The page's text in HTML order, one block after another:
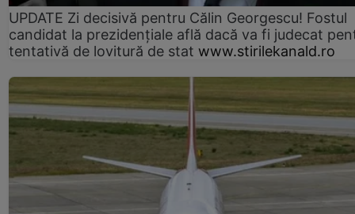
UPDATE Zi decisivă pentru Călin Georgescu! Fostul
candidat la prezidențiale află dacă va fi judecat
tentativă de lovitură de stat www.stirilekanald.ro